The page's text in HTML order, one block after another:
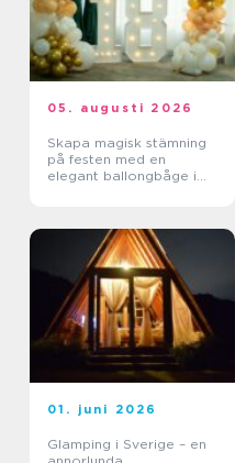
05. augusti 2026
Skapa magisk stämning
på festen med en
elegant ballongbåge i
01. juni 2026
Glamping i Sverige – en